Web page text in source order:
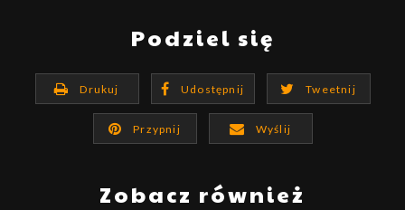
Podziel się
Drukuj Udostępnij Tweetnij
Przypnij Wyślij
Zobacz również